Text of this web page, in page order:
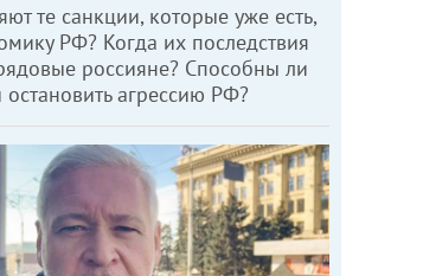
те санкции, которые уже есть,
РФ? Когда их последствия
россияне? Способны ли
остановить агрессию РФ?